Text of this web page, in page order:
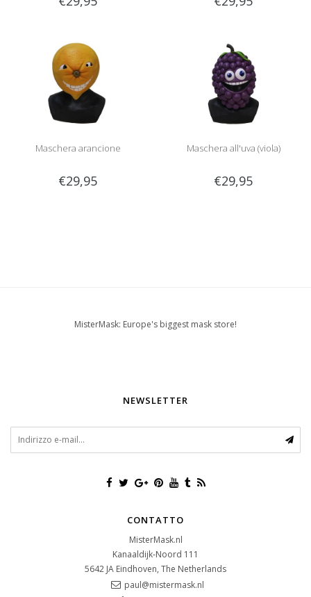
Maschera arancione
€29,95
Maschera all'uva (viola)
€29,95
MisterMask: Europe's biggest mask store!
NEWSLETTER
CONTATTO
MisterMask.nl
Kanaaldijk-Noord 111
5642 JA Eindhoven, The Netherlands
paul@mistermask.nl